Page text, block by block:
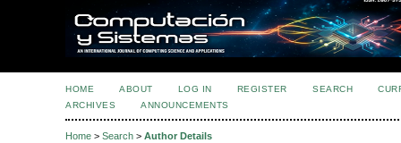
HOME ABOUT LOG IN REGISTER SEARCH
ARCHIVES
ANNOUNCEMENTS
Home > Search > Author Details